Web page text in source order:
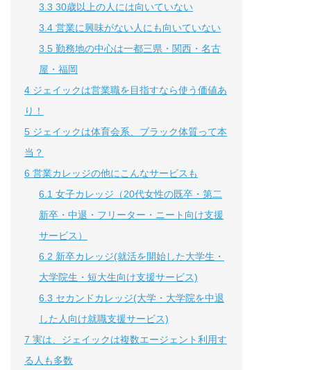
3.3 30歳以上の人には向いていない
3.4 営業に興味がない人にも向いていない
3.5 勤務地の中心は一都三県・関西・名古
屋・福岡
4 ジェイックは営業職を目指すなら使う価値あ
り！
5 ジェイックは体育会系、ブラック体質って本
当？
6 営業カレッジの他にこんなサービスも
6.1 女子カレッジ（20代女性の既卒・第二
新卒・中退・フリーター・ニート向け支援
サービス）
6.2 新卒カレッジ(就活を開始した大学生・
大学院生・短大生向け支援サービス)
6.3 セカンドカレッジ(大学・大学院を中退
した人向け就職支援サービス)
7 実は、ジェイックは複数エージェント利用す
る人も多数